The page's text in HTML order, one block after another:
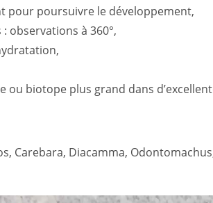
pour poursuivre le développement,
observations à 360°,
biotope plus grand dans
Carebara, Diacamma,